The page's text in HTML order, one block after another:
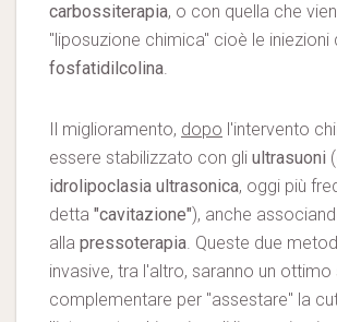
carbossiterapia, o con quella che
"liposuzione chimica" cioè le iniezioni
fosfatidilcolina.
Il miglioramento, dopo l'intervento
essere stabilizzato con gli ultrasuoni
idrolipoclasia ultrasonica, oggi più
detta "cavitazione"), anche
alla pressoterapia. Queste due
invasive, tra l'altro, saranno un ottimo
complementare per "assestare" la